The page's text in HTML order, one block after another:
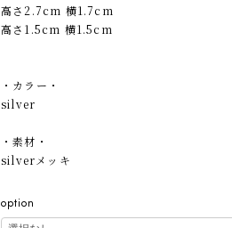
高さ2.7cm 横1.7cm
高さ1.5cm 横1.5cm
・カラー・
silver
・素材・
silverメッキ
option